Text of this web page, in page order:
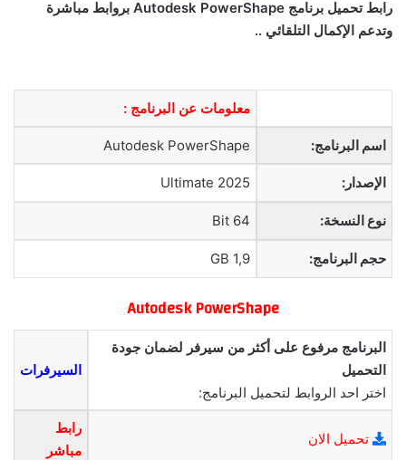
رابط تحميل برنامج Autodesk PowerShape بروابط مباشرة
وتدعم الإكمال التلقائي ..
معلومات عن البرنامج :
اسم البرنامج: Autodesk PowerShape
الإصدار: Ultimate 2025
نوع النسخة: 64 Bit
حجم البرنامج: 1,9 GB
Autodesk PowerShape
البرنامج مرفوع على أكثر من سيرفر لضمان جودة
التحميل
اختر احد الروابط لتحميل البرنامج:
السيرفرات
تحميل الان
رابط
مباشر